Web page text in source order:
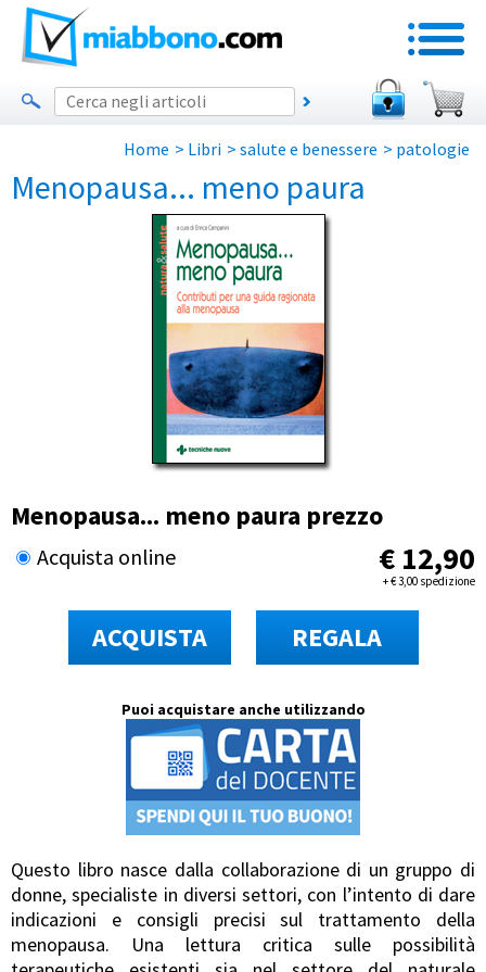
Home > Libri > salute e benessere > patologie
Menopausa... meno paura
Menopausa... meno paura prezzo
Acquista online € 12,90
+€3,00 spedizione
ACQUISTA REGALA
Puoi acquistare anche utilizzando
Questo libro nasce dalla collaborazione di un gruppo di
donne, specialiste in diversi settori, con l’intento di dare
indicazioni e consigli precisi sul trattamento della
menopausa. Una lettura critica sulle possibilità